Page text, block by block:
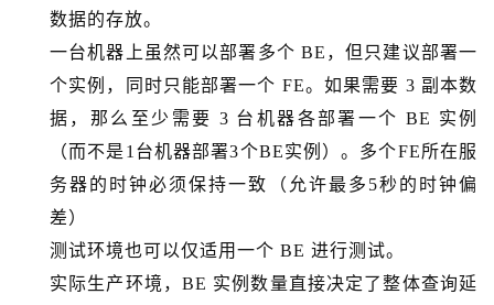
数据的存放。
一台机器上虽然可以部署多个 BE，但只建议部署一
个实例，同时只能部署一个 FE。如果需要 3 副本数
据，那么至少需要 3 台机器各部署一个 BE 实例
（而不是1台机器部署3个BE实例）。多个FE所在服
务器的时钟必须保持一致（允许最多5秒的时钟偏
差）
测试环境也可以仅适用一个 BE 进行测试。
实际生产环境，BE 实例数量直接决定了整体查询延